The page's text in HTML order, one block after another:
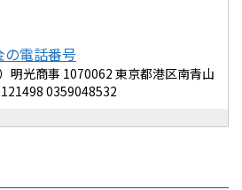
電話番号
明光商事 1070062 東京都港区南青山
0359048532